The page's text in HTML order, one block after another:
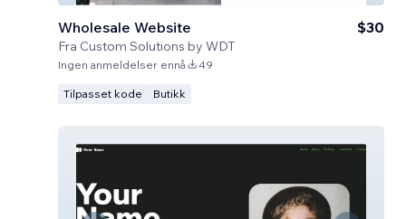
Wholesale Website
Fra Custom Solutions by WDT
$30
Ingen anmeldelser ennå 49
Tilpasset kode Butikk